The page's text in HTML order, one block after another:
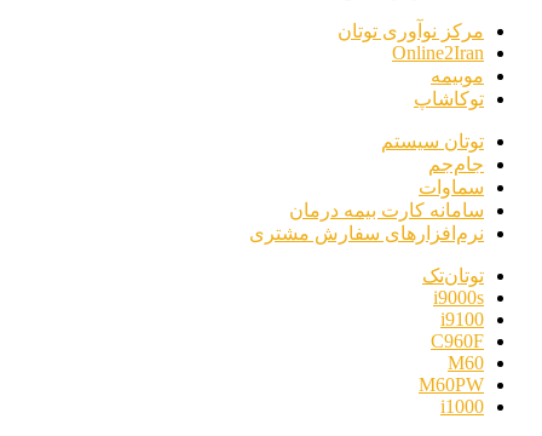
مرکز نوآوری توتان
Online2Iran
موبیمه
توکاشاپ
توتان سیستم
جام‌جم
سماوات
سامانه کارت بیمه درمان
نرم‌افزارهای سفارش مشتری
توتان‌تک
i9000s
i9100
C960F
M60
M60PW
i1000